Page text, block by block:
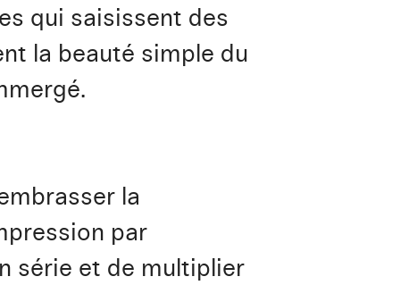
qui saisissent des
la beauté simple du
la
par
série et de multiplier